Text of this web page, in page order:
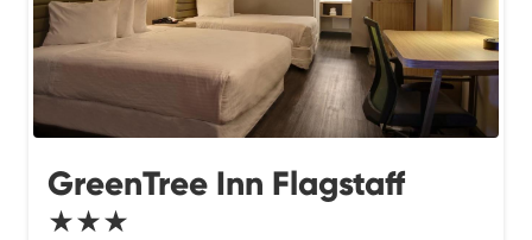
GreenTree Inn Flagstaff
★★★